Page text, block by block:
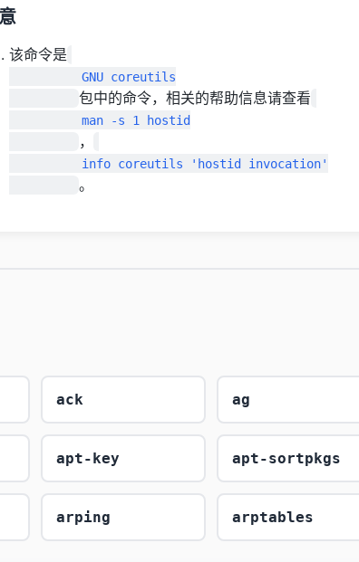
该命令是
包中的命令，相关的帮助信息请查看
，
。
ack ag
apt-key apt-sortpkgs
arping arptables